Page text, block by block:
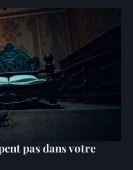
pas dans votre